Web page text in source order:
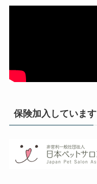
保険加入しています